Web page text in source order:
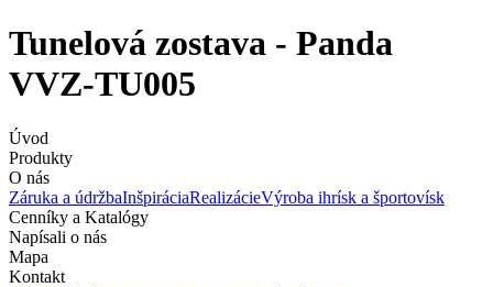
Tunelová zostava - Panda
VVZ-TU005
Úvod
Produkty
O nás
Záruka a údržbaInšpiráciaRealizácieVýroba ihrísk a športovísk
Cenníky a Katalógy
Napísali o nás
Mapa
Kontakt